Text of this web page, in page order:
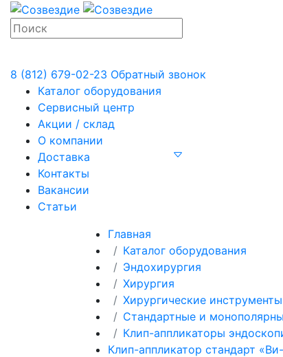
8 (812) 679-02-23 Обратный звонок
Каталог оборудования
Сервисный центр
Акции / склад
О компании
Доставка
Контакты
Вакансии
Статьи
Главная
Каталог оборудования
Эндохирургия
Хирургия
Хирургические инструменты
Стандартные и
Клип-аппликаторы
Клип-аппликатор стандарт